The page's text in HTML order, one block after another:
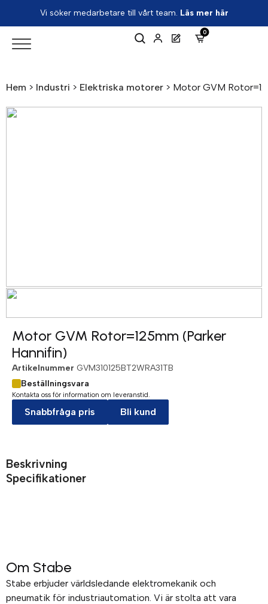
Vi söker medarbetare till vårt team. Läs mer här
0
Hem > Industri > Elektriska motorer > Motor GVM
Motor GVM Rotor=125mm (Parker
Hannifin)
Artikelnummer GVM310125BT2WRA31TB
Beställningsvara
Kontakta oss för information om leveranstid.
Snabbfråga pris Bli kund
Beskrivning
Specifikationer
Om Stabe
Stabe erbjuder världsledande elektromekanik och
pneumatik för industriautomation. Vi är stolta att vara